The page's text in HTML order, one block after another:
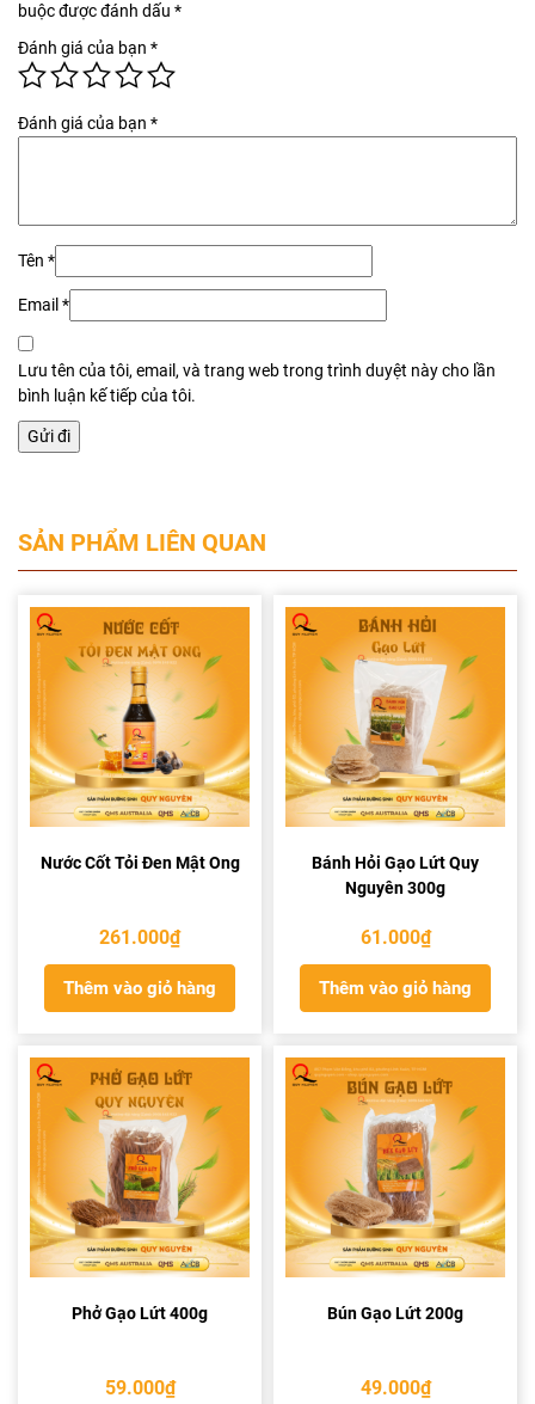
buộc được đánh dấu *
Đánh giá của bạn *
Đánh giá của bạn *
Tên *
Email *
Lưu tên của tôi, email, và trang web trong trình duyệt này cho lần
bình luận kế tiếp của tôi.
SẢN PHẨM LIÊN QUAN
Nước Cốt Tỏi Đen Mật Ong
261.000₫
Thêm vào giỏ hàng
Bánh Hỏi Gạo Lứt Quy
Nguyên 300g
61.000₫
Thêm vào giỏ hàng
Phở Gạo Lứt 400g
59.000₫
Bún Gạo Lứt 200g
49.000₫